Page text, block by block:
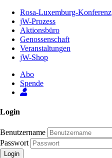
Inhalt
Seite
Rosa-Luxemburg-Konferenz
jW-Prozess
Aktionsbüro
Genossenschaft
Veranstaltungen
jW-Shop
Abo
Spende
Login
Benutzername
Passwort
Login